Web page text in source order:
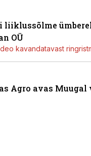
liiklussõlme
OÜ
kavandatavast
Agro avas